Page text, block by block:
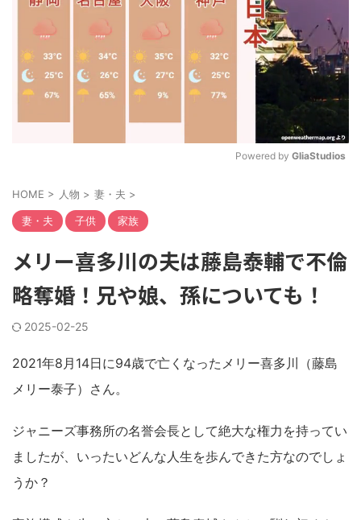
Powered by GliaStudios
HOME > 人物 > 妻・夫 >
妻・夫 子供 家族
メリー喜多川の夫は藤島泰輔で不倫
略奪婚！兄や娘、孫についても！
2025-02-25
2021年8月14日に94歳で亡くなったメリー喜多川（藤島
メリー泰子）さん。
ジャニーズ事務所の名誉会長として絶大な権力を持ってい
ましたが、いったいどんな人生を歩んできた方なのでしょ
うか？